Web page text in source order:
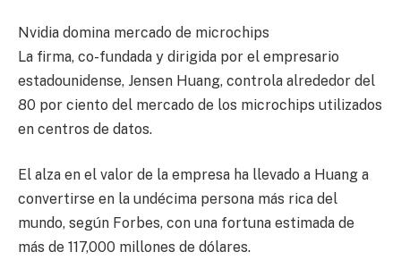
Nvidia domina mercado de microchips
La firma, co-fundada y dirigida por el empresario
estadounidense, Jensen Huang, controla alrededor del
80 por ciento del mercado de los microchips utilizados
en centros de datos.
El alza en el valor de la empresa ha llevado a Huang a
convertirse en la undécima persona más rica del
mundo, según Forbes, con una fortuna estimada de
más de 117,000 millones de dólares.